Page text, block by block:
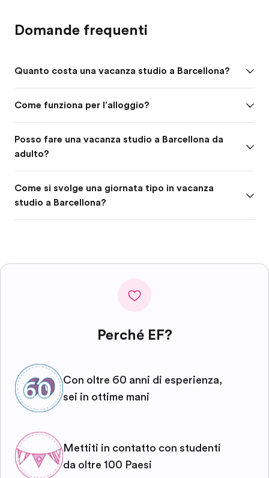
Domande frequenti
Quanto costa una vacanza studio a Barcellona?
Come funziona per l'alloggio?
Posso fare una vacanza studio a Barcellona da
adulto?
Come si svolge una giornata tipo in vacanza
studio a Barcellona?
Perché EF?
Con oltre 60 anni di esperienza,
sei in ottime mani
Mettiti in contatto con studenti
da oltre 100 Paesi